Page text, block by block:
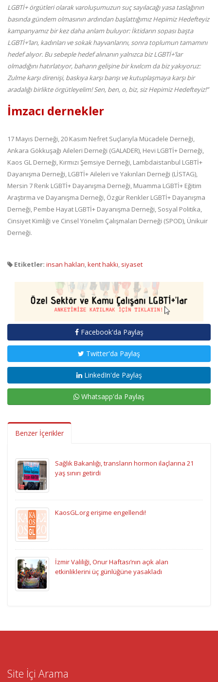
LGBTİ+ örgütleri olarak varoluşumuzun suç sayılacağı yasa taslağının
basında gündem olmasının ardından başlattığımız Hepimiz Hedefteyiz
kampanyamız bir kez daha anlam buluyor: İktidarın sopası başta
LGBTİ+’ları, kadınları ve sokak hayvanlarını, sonra toplumun tamamını
hedef alıyor. Bu sebeple hedef alınanın yalnızca biz LGBTİ+’lar
olmadığını hatırlatıyor, baharın gelişine bir kıvılcım da biz yakıyoruz:
Zulme karşı direnişi, baskıya karşı barışı ve kutuplaşmaya karşı bir
aradalığı birlikte örgütleyelim! Sen, ben, o, biz, siz Hepimiz Hedefteyiz!”
İmzacı dernekler
17 Mayıs Derneği, 20 Kasım Nefret Suçlarıyla Mücadele Derneği,
Ankara Gökkuşağı Aileleri Derneği (GALADER), Hevi LGBTİ+ Derneği,
Kaos GL Derneği, Kırmızı Şemsiye Derneği, Lambdaistanbul LGBTİ+
Dayanışma Derneği, LGBTİ+ Aileleri ve Yakınları Derneği (LİSTAG),
Mersin 7 Renk LGBTİ+ Dayanışma Derneği, Muamma LGBTİ+ Eğitim
Araştırma ve Dayanışma Derneği, Özgür Renkler LGBTİ+ Dayanışma
Derneği, Pembe Hayat LGBTİ+ Dayanışma Derneği, Sosyal Politika,
Cinsiyet Kimliği ve Cinsel Yönelim Çalışmaları Derneği (SPOD), Ünikuir
Derneği.
Etiketler: insan hakları,kent hakkı, siyaset
Facebook'da Paylaş
Twitter'da Paylaş
LinkedIn'de Paylaş
Whatsapp'da Paylaş
Benzer İçerikler
Sağlık Bakanlığı, transların hormon ilaçlarına 21
yaş sınırı getirdi
KaosGL.org erişime engellendi!
İzmir Valiliği, Onur Haftası’nın açık alan
etkinliklerini üç günlüğüne yasakladı
Site İçi Arama